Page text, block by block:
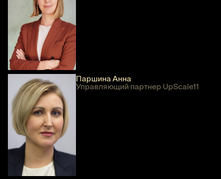
Паршина Анна
Управляющий партнер UpScale11